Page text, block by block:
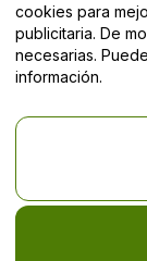
Derechos
la Empresa
El uso de este
Condiciones, de
y de laPolítica de
cookies para
publicitaria. De
necesarias.
información.